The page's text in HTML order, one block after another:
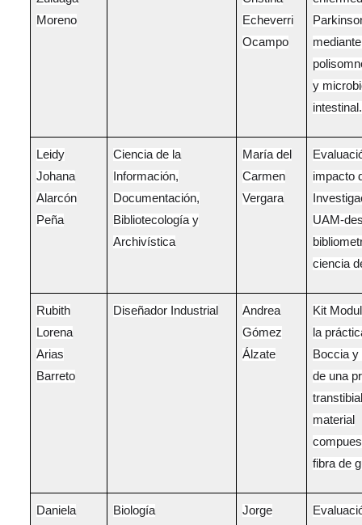
Moreno
Echeverri
Ocampo
y
intestinal.
Leidy
Johana
Alarcón
Peña
Ciencia de la
Información,
Documentación,
Bibliotecología y
Archivística
María del
Carmen
Vergara
impacto
UAM-
ciencia
Rubith
Lorena
Arias
Barreto
Diseñador Industrial
Andrea
Gómez
Álzate
Kit
la
Boccia y
de una
material
fibra de
Daniela
Biología
Jorge